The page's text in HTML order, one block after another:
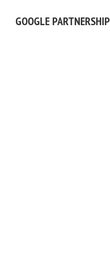
GOOGLE PARTNERSHIP